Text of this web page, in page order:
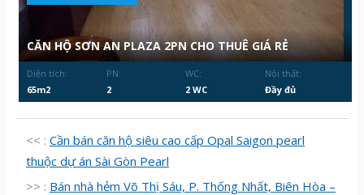
CĂN HỘ SƠN AN PLAZA 2PN CHO THUÊ GIÁ RẺ
Diện tích:
65m2
PN:
2
WC:
2 WC
Nội thất:
Đầy đủ
<< : Cần bán căn hộ siêu cao cấp Opal Saigon pearl
thuộc dự án Sài Gòn Pearl
>> : Bán nhà hẻm Võ Thị Sáu, P. Thống Nhất, Biên Hòa –